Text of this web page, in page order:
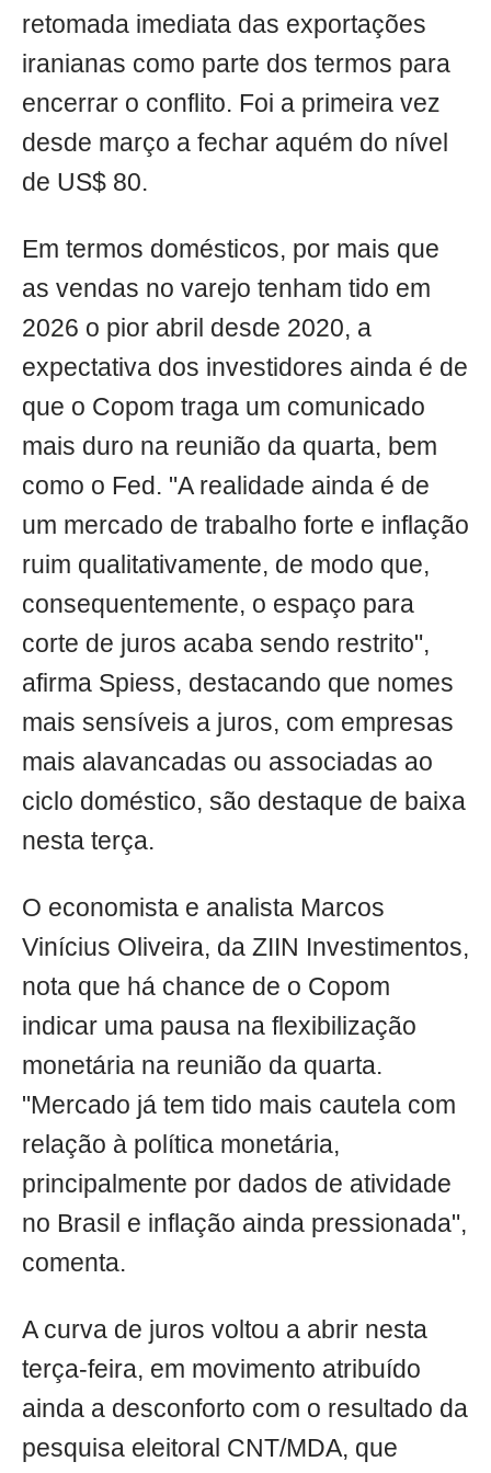
retomada imediata das exportações
iranianas como parte dos termos para
encerrar o conflito. Foi a primeira vez
desde março a fechar aquém do nível
de US$ 80.
Em termos domésticos, por mais que
as vendas no varejo tenham tido em
2026 o pior abril desde 2020, a
expectativa dos investidores ainda é de
que o Copom traga um comunicado
mais duro na reunião da quarta, bem
como o Fed. "A realidade ainda é de
um mercado de trabalho forte e inflação
ruim qualitativamente, de modo que,
consequentemente, o espaço para
corte de juros acaba sendo restrito",
afirma Spiess, destacando que nomes
mais sensíveis a juros, com empresas
mais alavancadas ou associadas ao
ciclo doméstico, são destaque de baixa
nesta terça.
O economista e analista Marcos
Vinícius Oliveira, da ZIIN Investimentos,
nota que há chance de o Copom
indicar uma pausa na flexibilização
monetária na reunião da quarta.
"Mercado já tem tido mais cautela com
relação à política monetária,
principalmente por dados de atividade
no Brasil e inflação ainda pressionada",
comenta.
A curva de juros voltou a abrir nesta
terça-feira, em movimento atribuído
ainda a desconforto com o resultado da
pesquisa eleitoral CNT/MDA, que